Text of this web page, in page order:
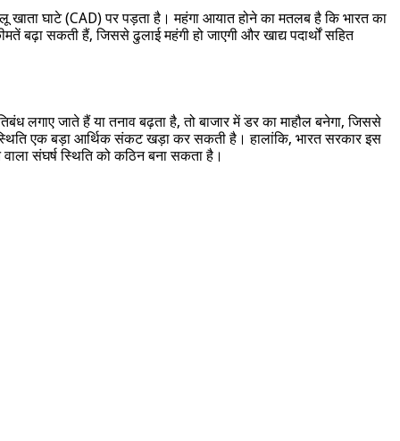
घाटे (CAD) पर पड़ता है। महंगा आयात होने का मतलब है कि भारत का
सकती हैं, जिससे ढुलाई महंगी हो जाएगी और खाद्य पदार्थों सहित
लगाए जाते हैं या तनाव बढ़ता है, तो बाजार में डर का माहौल बनेगा, जिससे
एक बड़ा आर्थिक संकट खड़ा कर सकती है। हालांकि, भारत सरकार इस
संघर्ष स्थिति को कठिन बना सकता है।